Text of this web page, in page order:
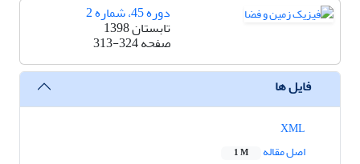
دوره 45، شماره 2
تابستان 1398
صفحه313-324
فایل ها
اصل مقاله
1 M